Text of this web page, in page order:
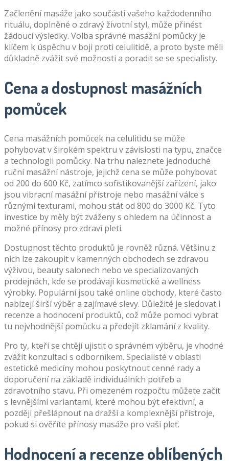
Začlenění masáže jako součásti vašeho každodenního
rituálu, doplněné o zdravý životní styl, může přinést
žádoucí výsledky. Volba správné masážní pomůcky je
klíčem k úspěchu v boji proti celulitidě, a proto byste měli
důkladně zvážit své možnosti a poradit se se specialisty.
Cena a dostupnost masážních
pomůcek
Cena masážních pomůcek na celulitidu se může
pohybovat v širokém spektru v závislosti na typu, značce
a technologii pomůcky. Na trhu naleznete jednoduché
ruční masážní nástroje, jejichž cena se může pohybovat
od 200 do 600 Kč, zatímco sofistikovanější zařízení, jako
jsou vibracní masážní přístroje nebo masážní válce s
různými texturami, mohou stát od 800 do 3000 Kč. Tyto
investice by měly být zváženy s ohledem na účinnost a
možné přínosy pro zdraví pleti.
Dostupnost těchto produktů je rovněž různá. Většinu z
nich lze zakoupit v kamenných obchodech se zdravou
výživou, beauty salonech nebo ve specializovaných
prodejnách, kde se prodávají kosmetické a wellness
výrobky. Populární jsou také online obchody, které často
nabízejí širší výběr a zajímavé slevy. Důležité je sledovat i
recenze a hodnocení produktů, což může pomoci vybrat
tu nejvhodnější pomůcku a předejít zklamání z kvality.
Pro ty, kteří se chtějí ujistit o správném výběru, je vhodné
zvážit konzultaci s odborníkem. Specialisté v oblasti
estetické medicíny mohou poskytnout cenné rady a
doporučení na základě individuálních potřeb a
zdravotního stavu. Při omezeném rozpočtu můžete začít
s levnějšími variantami, které mohou být efektivní, a
později přešlápnout na dražší a komplexnější přístroje,
pokud si ověříte přínosy masáže pro vaši pleť.
Hodnocení a recenze oblíbených